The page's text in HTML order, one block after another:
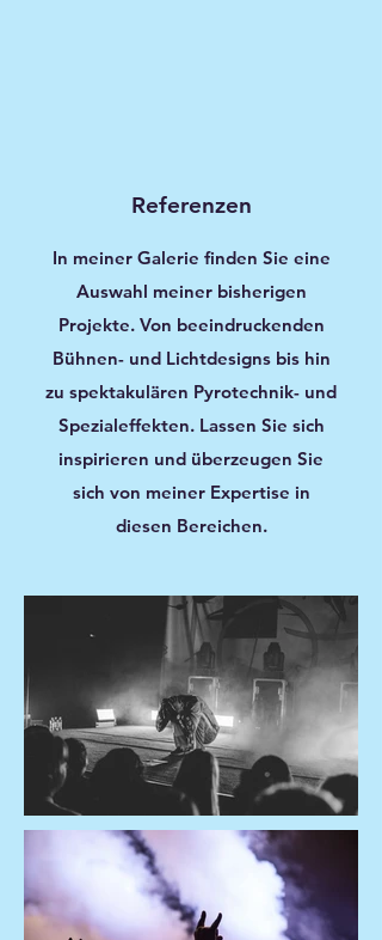
Referenzen
In meiner Galerie finden Sie eine
Auswahl meiner bisherigen
Projekte. Von beeindruckenden
Bühnen- und Lichtdesigns bis hin
zu spektakulären Pyrotechnik- und
Spezialeffekten. Lassen Sie sich
inspirieren und überzeugen Sie
sich von meiner Expertise in
diesen Bereichen.